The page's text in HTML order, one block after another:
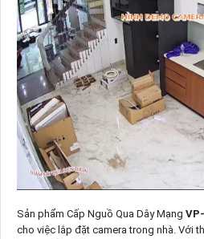
Sản phẩm Cấp Nguồ Qua Dây Mạng
cho việc lắp đặt camera trong nhà. Với